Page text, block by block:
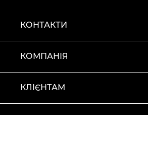
КОНТАКТИ
КОМПАНІЯ
КЛІЄНТАМ